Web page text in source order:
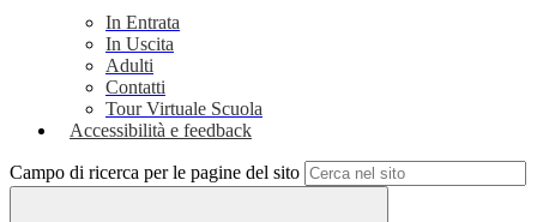
In Entrata
In Uscita
Adulti
Contatti
Tour Virtuale Scuola
Accessibilità e feedback
Campo di ricerca per le pagine del sito